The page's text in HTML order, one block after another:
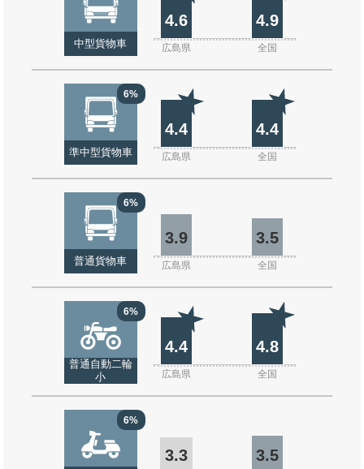
中型貨物車
4.6 4.9
広島県 全国
6%
準中型貨物車
4.4 4.4
広島県 全国
6%
普通貨物車
3.9 3.5
広島県 全国
6%
普通自動二輪
小
4.4 4.8
広島県 全国
6%
3.3 3.5